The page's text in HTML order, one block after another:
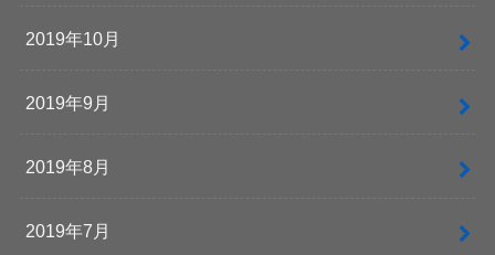
2019年10月
2019年9月
2019年8月
2019年7月